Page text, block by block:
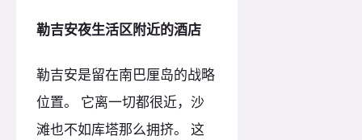
勒吉安夜生活区附近的酒店
勒吉安是留在南巴厘岛的战略
位置。 它离一切都很近，沙
滩也不如库塔那么拥挤。 这